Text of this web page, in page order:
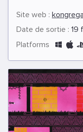
Site web :
Date de sortie : 19
Platforms